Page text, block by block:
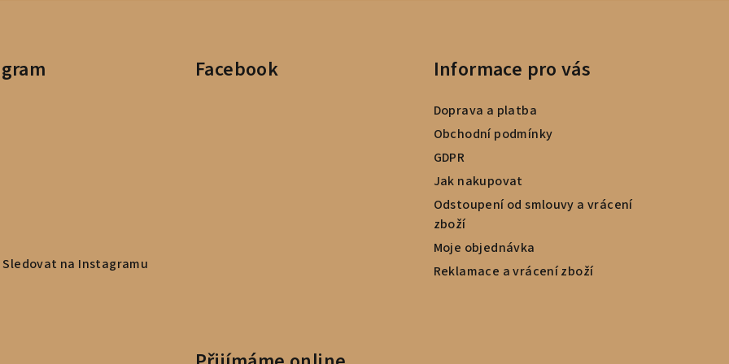
Sledovat na Instagramu
Facebook Informace pro vás
Doprava a platba
Obchodní podmínky
GDPR
Jak nakupovat
Odstoupení od smlouvy a vrácení
zboží
Moje objednávka
Reklamace a vrácení zboží